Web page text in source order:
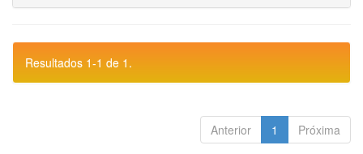
Resultados 1-1 de 1.
Anterior 1 Próxima